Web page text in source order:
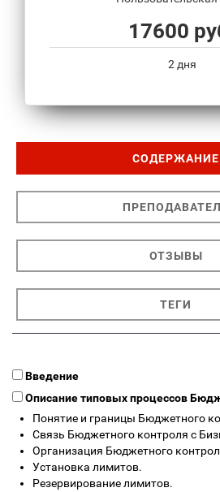
17600
2 дня
СОДЕРЖАНИЕ
ОТЗЫВЫ
ТЕГИ
Введение
Описание типовых процессов
Понятие и границы Бюджетного
Связь Бюджетного контроля с
Организация Бюджетного
Установка лимитов.
Резервирование лимитов.